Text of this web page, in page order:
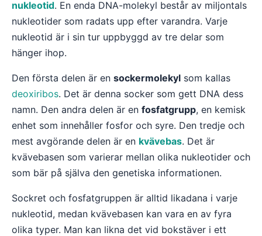
nukleotid. En enda DNA-molekyl består av miljontals
nukleotider som radats upp efter varandra. Varje
nukleotid är i sin tur uppbyggd av tre delar som
hänger ihop.
Den första delen är en sockermolekyl som kallas
deoxiribos. Det är denna socker som gett DNA dess
namn. Den andra delen är en fosfatgrupp, en kemisk
enhet som innehåller fosfor och syre. Den tredje och
mest avgörande delen är en kvävebas. Det är
kvävebasen som varierar mellan olika nukleotider och
som bär på själva den genetiska informationen.
Sockret och fosfatgruppen är alltid likadana i varje
nukleotid, medan kvävebasen kan vara en av fyra
olika typer. Man kan likna det vid bokstäver i ett